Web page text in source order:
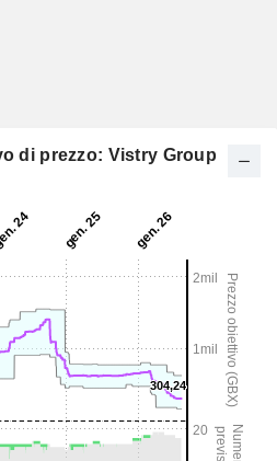
di prezzo: Vistry Group